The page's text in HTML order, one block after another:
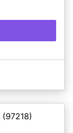
(97218)